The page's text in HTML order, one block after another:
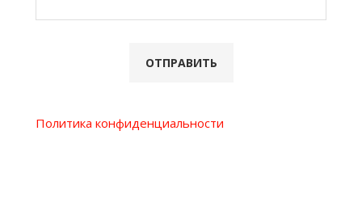
Политика конфиденциальности